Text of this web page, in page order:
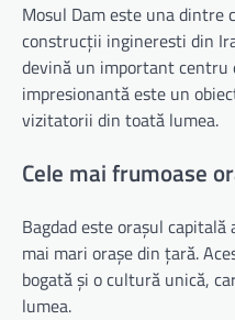
Mosul Dam este una dintre
construcții ingineresti din
devină un important centru
impresionantă este un
vizitatorii din toată lumea.
Cele mai frumoase
Bagdad este orașul
mai mari orașe din țară.
bogată și o cultură unică,
lumea.